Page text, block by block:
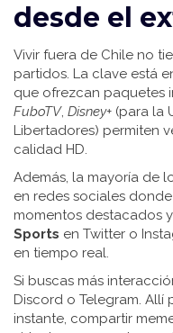
desde el
Vivir fuera de Chile no
partidos. La clave está
que ofrezcan paquetes
FuboTV, Disney+ (para la
Libertadores) permiten
calidad HD.
Además, la mayoría de
en redes sociales
momentos destacados
Sports en Twitter o
en tiempo real.
Si buscas más
Discord o Telegram.
instante, compartir